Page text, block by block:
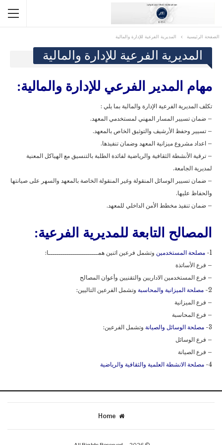
الصفحة الرئيسية المديرية الفرعية للإدارة والمالية
المديرية الفرعية للإدارة والمالية
مهام المدير الفرعي للإدارة والمالية:
تكلف المديرية الفرعية الإدارة والمالية بما يلي :
– ضمان تسيير المسار المهني لمستخدمي المعهد.
– تسيير وحفظ الأرشيف والتوثيق الخاص بالمعهد.
– اعداد مشروع ميزانية المعهد وضمان تنفيذها.
– ترقية الأنشطة الثقافية والرياضية لفائدة الطلبة بالتنسيق مع الهياكل المعنية
لمديرية الجامعة.
– ضمان تسيير الوسائل المنقولة وغير المنقولة الخاصة بالمعهد والسهر على صيانتها
والحفاظ عليها.
– ضمان تنفيذ مخطط الأمن الداخلي للمعهد.
المصالح التابعة للمديرية الفرعية:
1- مصلحة المستخدمين وتشمل فرعين اثنين همـــــــــــــــــــــــــا:
– فرع الأساتذة
– فرع المستخدمين الاداريين والتقنيين وأعوان المصالح
2- مصلحة الميزانية والمحاسبة وتشمل الفرعين التاليين:
– فرع الميزانية
– فرع المحاسبة
3- مصلحة الوسائل والصيانة وتشمل الفرعين:
– فرع الوسائل
– فرع الصيانة
4- مصلحة الانشطة العلمية والثقافية والرياضية
Home